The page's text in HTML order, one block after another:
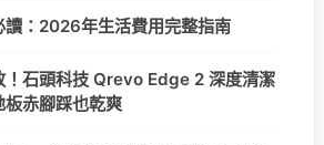
讀：2026年生活費用完整指南
！石頭科技 Qrevo Edge 2 深度清潔
板赤腳踩也乾爽